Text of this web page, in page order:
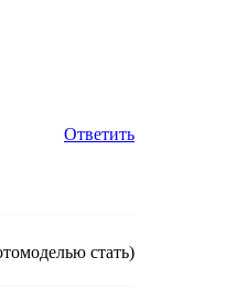
Ответить
стать)